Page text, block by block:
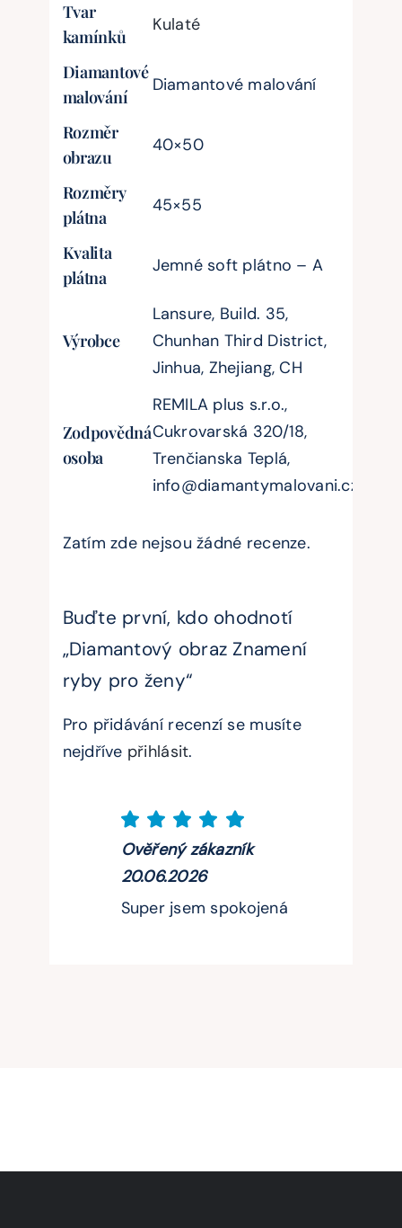
Tvar
kamínků
Kulaté
Diamantové
malování
Diamantové malování
Rozměr
obrazu
40×50
Rozměry
plátna
45×55
Kvalita
plátna
Jemné soft plátno – A
Výrobce
Lansure, Build. 35,
Chunhan Third District,
Jinhua, Zhejiang, CH
Zodpovědná
osoba
REMILA plus s.r.o.,
Cukrovarská 320/18,
Trenčianska Teplá,
info@diamantymalovani.cz
Zatím zde nejsou žádné recenze.
Buďte první, kdo ohodnotí
„Diamantový obraz Znamení
ryby pro ženy“
Pro přidávání recenzí se musíte
nejdříve přihlásit.
Ověřený zákazník
20.06.2026
Super jsem spokojená